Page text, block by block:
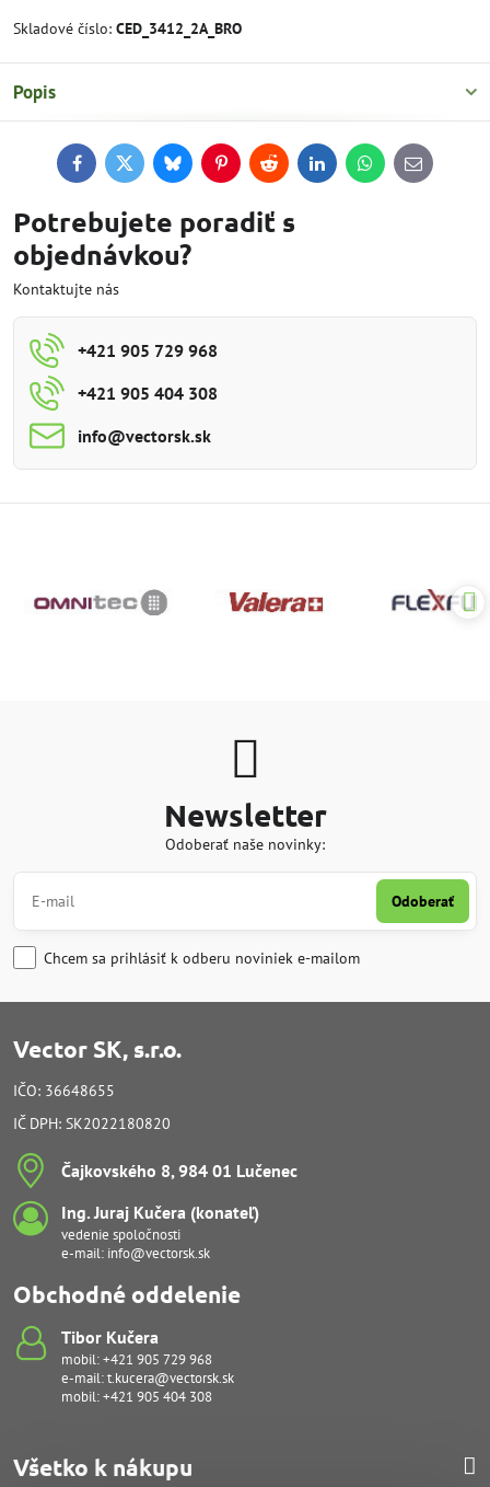
Skladové číslo: CED_3412_2A_BRO
Popis
FacebookTwitterBlueskyPinterestReddit LinkedInWhatsApp
E-
mail
Potrebujete poradiť s
objednávkou?
Kontaktujte nás
+421 905 729 968
+421 905 404 308
info​@vectorsk​.sk
Newsletter
Odoberať naše novinky:
Odoberať
Chcem sa prihlásiť k odberu noviniek e-mailom
Vector SK, s.r.o.
IČO: 36648655
IČ DPH: SK2022180820
Čajkovského 8, 984 01 Lučenec
Ing​. Juraj Kučera (konateľ)
vedenie spoločnosti
e-mail: info@vectorsk.sk
Obchodné oddelenie
Tibor Kučera
mobil:+421 905 729 968
e-mail:t.kucera@vectorsk.sk
mobil:+421 905 404 308
Všetko k nákupu